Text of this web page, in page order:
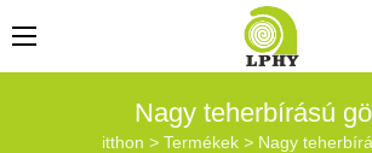
Nagy teherbírású
itthon > Termékek > Nagy